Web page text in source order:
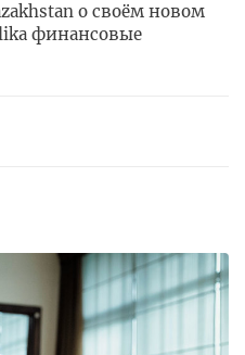
о своём новом
финансовые